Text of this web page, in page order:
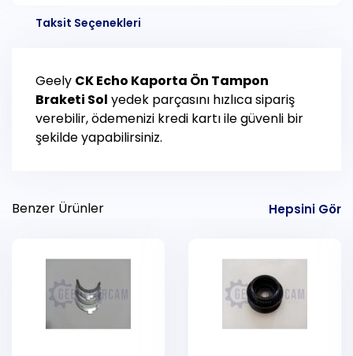
Taksit Seçenekleri
Geely CK Echo Kaporta Ön Tampon
Braketi Sol yedek parçasını hızlıca sipariş
verebilir, ödemenizi kredi kartı ile güvenli bir
şekilde yapabilirsiniz.
Benzer Ürünler Hepsini Gör